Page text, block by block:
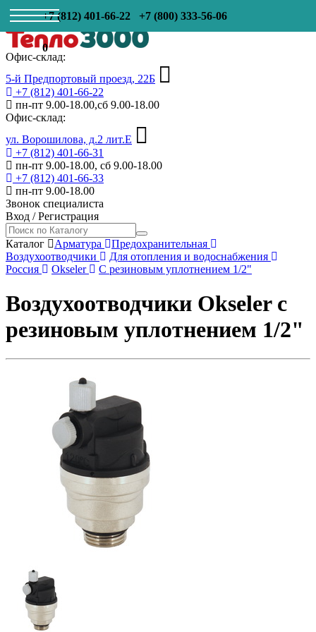
+7 (812) 401-66-22 +7 (800) 333-56-06
0
Офис-склад:
5-й Предпортовый проезд, 22Б
+7 (812) 401-66-22
пн-пт 9.00-18.00,сб 9.00-18.00
Офис-склад:
ул. Ворошилова, д.2 лит.Е
+7 (812) 401-66-31
пн-пт 9.00-18.00, сб 9.00-18.00
+7 (812) 401-66-33
пн-пт 9.00-18.00
Звонок специалиста
Вход /Регистрация
Каталог Арматура
Предохранительная
Воздухоотводчики
Для отопления и водоснабжения
Россия
Okseler С резиновым уплотнением 1/2"
Воздухоотводчики Okseler с
резиновым уплотнением 1/2"